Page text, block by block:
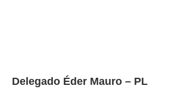
Delegado Éder Mauro – PL